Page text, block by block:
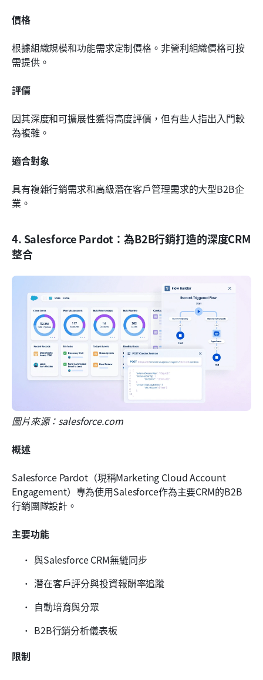
價格
根據組織規模和功能需求定制價格。非營利組織價格可按
需提供。
評價
因其深度和可擴展性獲得高度評價，但有些人指出入門較
為複雜。
適合對象
具有複雜行銷需求和高級潛在客戶管理需求的大型B2B企
業。
4. Salesforce Pardot：為B2B行銷打造的深度CRM
整合
圖片來源：salesforce.com
概述
Salesforce Pardot（現稱Marketing Cloud Account
Engagement）專為使用Salesforce作為主要CRM的B2B
行銷團隊設計。
主要功能
與Salesforce CRM無縫同步
潛在客戶評分與投資報酬率追蹤
自動培育與分眾
B2B行銷分析儀表板
限制